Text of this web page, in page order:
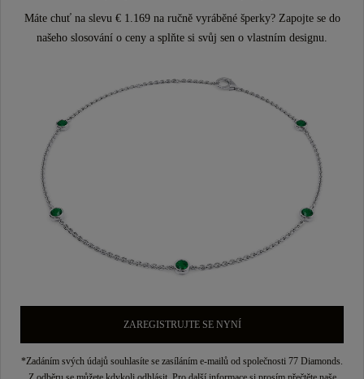
Máte chuť na slevu € 1.169 na ručně vyráběné šperky? Zapojte se do
našeho slosování o ceny a splňte si svůj sen o vlastním designu.
ZAREGISTRUJTE SE NYNÍ
*Zadáním svých údajů souhlasíte se zasíláním e-mailů od společnosti 77 Diamonds.